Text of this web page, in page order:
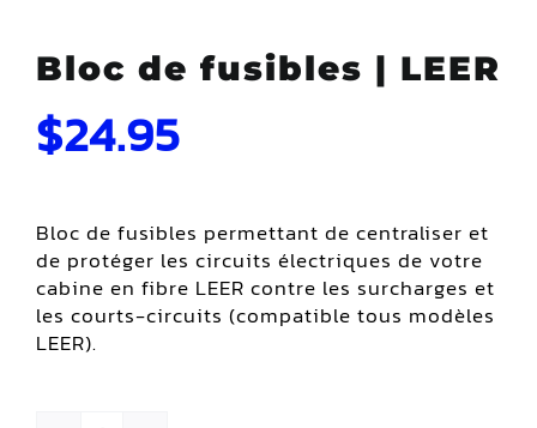
Bloc de fusibles | LEER
$24.95
Bloc de fusibles permettant de centraliser et
de protéger les circuits électriques de votre
cabine en fibre LEER contre les surcharges et
les courts-circuits (compatible tous modèles
LEER).